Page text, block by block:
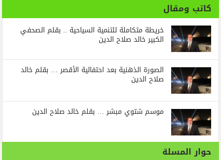
كاتب ومقال
خريطة متكاملة للتنمية السياحية .. بقلم الصحفي
الكبير خالد صلاح الدين
الصورة الذهنية بعد احتفالية الأقصر … بقلم خالد
صلاح الدين
موسم شتوي مبشر … بقلم خالد صلاح الدين
حوار المسلة